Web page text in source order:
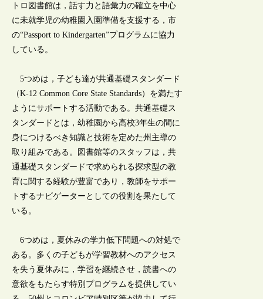
トロ図書館は，話す力と語彙力の確立を中心
に未就学児の幼稚園入園準備を支援する，市
の“Passport to Kindergarten”プログラムに協力
している。
5つめは，子ども達が共通基礎スタンダード
（K-12 Common Core State Standards）を満たす
ようにサポートする活動である。共通基礎ス
タンダードとは，幼稚園から高校3年生の間に
身につけるべき知識と技術を定めた州主導の
取り組みである。図書館等のスタッフは，共
通基礎スタンダードで求められる探求型の教
育に関する経験が豊富であり，教師をサポー
トするナビゲーターとしての役割を果たして
いる。
6つめは，夏休みの学力低下問題への対処で
ある。多くの子どもが学習教材へのアクセス
を失う夏休みに，学習を継続させ，読書への
意欲をもたらす特別プログラムを提供してい